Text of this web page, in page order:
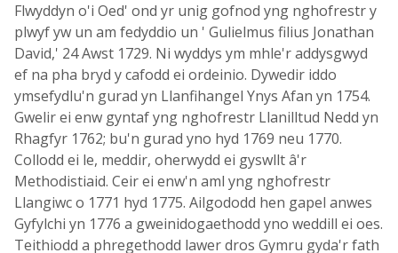
Flwyddyn o'i Oed' ond yr unig gofnod yng nghofrestr y
plwyf yw un am fedyddio un ' Gulielmus filius Jonathan
David,' 24 Awst 1729. Ni wyddys ym mhle'r addysgwyd
ef na pha bryd y cafodd ei ordeinio. Dywedir iddo
ymsefydlu'n gurad yn Llanfihangel Ynys Afan yn 1754.
Gwelir ei enw gyntaf yng nghofrestr Llanilltud Nedd yn
Rhagfyr 1762; bu'n gurad yno hyd 1769 neu 1770.
Collodd ei le, meddir, oherwydd ei gyswllt â'r
Methodistiaid. Ceir ei enw'n aml yng nghofrestr
Llangiwc o 1771 hyd 1775. Ailgododd hen gapel anwes
Gyfylchi yn 1776 a gweinidogaethodd yno weddill ei oes.
Teithiodd a phregethodd lawer dros Gymru gyda'r fath